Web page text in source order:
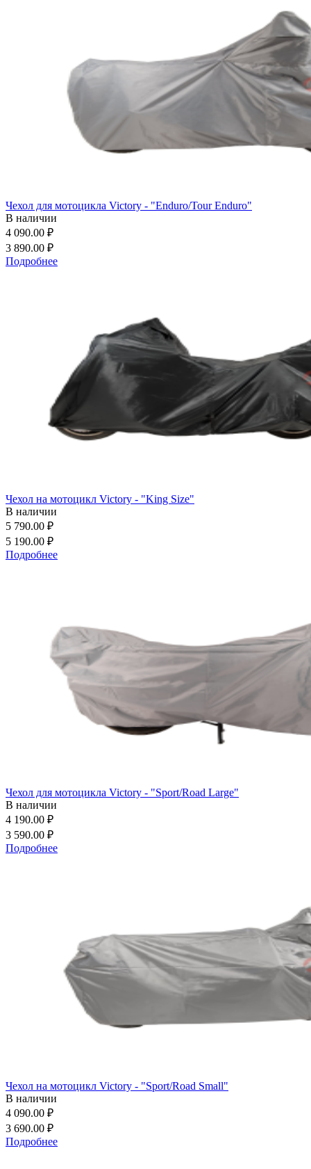
Чехол для мотоцикла Victory - "Enduro/Tour Enduro"
В наличии
4 090.00 ₽
3 890.00 ₽
Подробнее
Чехол на мотоцикл Victory - "King Size"
В наличии
5 790.00 ₽
5 190.00 ₽
Подробнее
Чехол для мотоцикла Victory - "Sport/Road Large"
В наличии
4 190.00 ₽
3 590.00 ₽
Подробнее
Чехол на мотоцикл Victory - "Sport/Road Small"
В наличии
4 090.00 ₽
3 690.00 ₽
Подробнее